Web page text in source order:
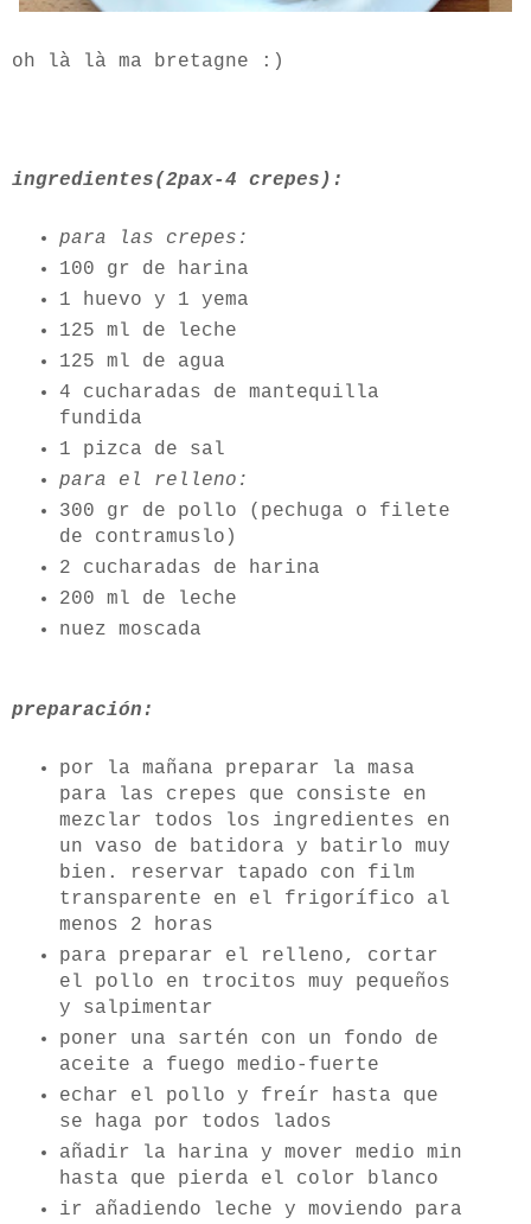
oh là là ma bretagne :)
ingredientes(2pax-4 crepes):
para las crepes:
100 gr de harina
1 huevo y 1 yema
125 ml de leche
125 ml de agua
4 cucharadas de mantequilla
fundida
1 pizca de sal
para el relleno:
300 gr de pollo (pechuga o filete
de contramuslo)
2 cucharadas de harina
200 ml de leche
nuez moscada
preparación:
por la mañana preparar la masa
para las crepes que consiste en
mezclar todos los ingredientes en
un vaso de batidora y batirlo muy
bien. reservar tapado con film
transparente en el frigorífico al
menos 2 horas
para preparar el relleno, cortar
el pollo en trocitos muy pequeños
y salpimentar
poner una sartén con un fondo de
aceite a fuego medio-fuerte
echar el pollo y freír hasta que
se haga por todos lados
añadir la harina y mover medio min
hasta que pierda el color blanco
ir añadiendo leche y moviendo para